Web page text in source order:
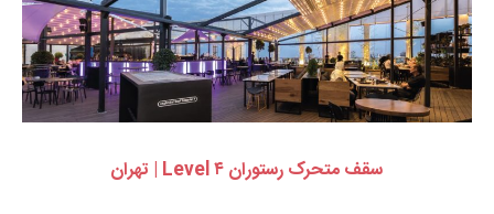
سقف متحرک رستوران Level ۴ | تهران